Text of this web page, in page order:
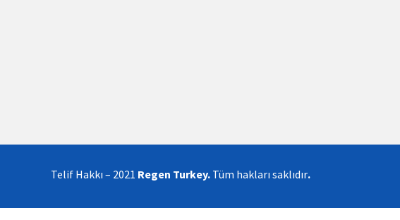
Telif Hakkı – 2021 Regen Turkey. Tüm hakları saklıdır.